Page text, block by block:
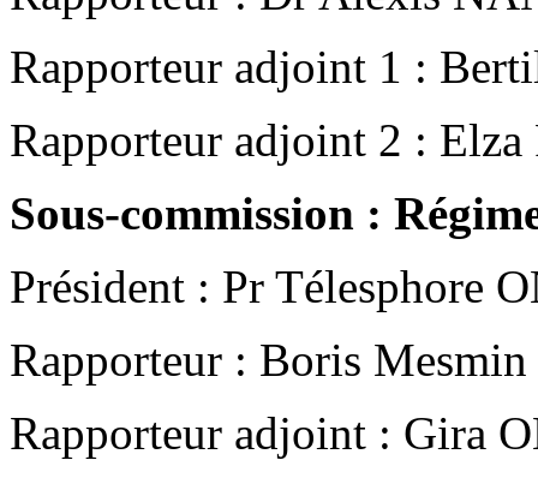
Rapporteur adjoint 1 :
Rapporteur adjoint 2 :
Sous-commission :
Président : Pr Télesphore
Rapporteur : Boris
Rapporteur adjoint : Gira